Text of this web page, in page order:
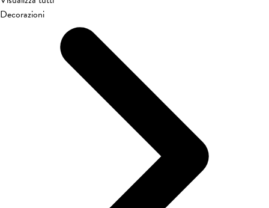
Decorazioni